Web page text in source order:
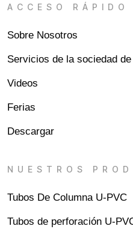
ACCESO RÁPIDO
Sobre Nosotros
Servicios de la sociedad
Videos
Ferias
Descargar
NUESTROS
Tubos De Columna U-PVC
Tubos de perforación U-